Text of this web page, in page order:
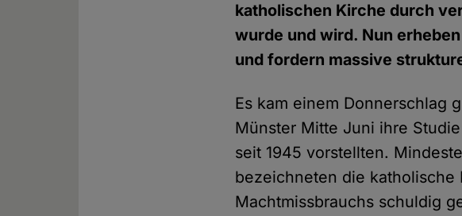
katholischen Kirche durch
wurde und wird. Nun
und fordern massive
Es kam einem Donnerschlag
Münster Mitte Juni ihre
seit 1945 vorstellten.
bezeichneten die katholische
Machtmissbrauchs schuldig